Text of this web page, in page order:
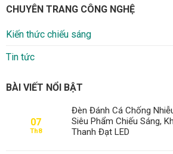
CHUYÊN TRANG CÔNG NGHỆ
Kiến thức chiếu sáng
Tin tức
BÀI VIẾT NỔI BẬT
07
Th8
Đèn Đánh Cá Chống
Siêu Phẩm Chiếu Sáng,
Thanh Đạt LED